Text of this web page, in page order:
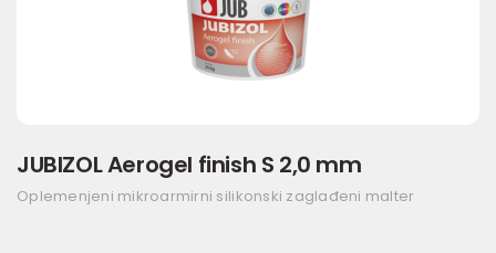
JUBIZOL Aerogel finish S 2,0 mm
Oplemenjeni mikroarmirni silikonski zaglađeni malter